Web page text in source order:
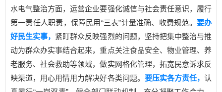
水电气整治方面，运营企业要强化诚信与社会责任意识，履行
第一责任人职责，保障民用“三表”计量准确、收费规范。 要办
好民生实事， 紧盯群众反映强烈的问题，坚持把集中整治与推
动为群众办实事结合起来，重点关注食品安全、物业管理、养
老服务、社会救助等领域，做实网格化管理，拓宽民意诉求反
映渠道，用心用情用力解决好各类问题。 要压实各方责任，认